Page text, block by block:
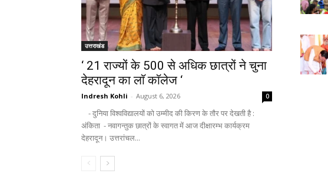
उत्तराखंड
‘ 21 राज्यों के 500 से अधिक छात्रों ने चुना
देहरादून का लाॅ काॅलेज ‘
Indresh Kohli - August 6, 2026 0
- दुनिया विश्वविद्यालयों को उम्मीद की किरण के तौर पर देखती है :
अंकिता - नवागन्तुक छात्रों के स्वागत में आज दीक्षारम्भ कार्यक्रम
देहरादून। उत्तरांचल...